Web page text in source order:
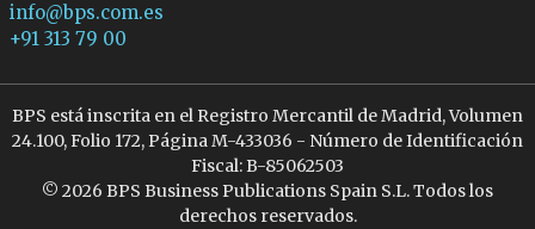
info@bps.com.es
+91 313 79 00
BPS está inscrita en el Registro Mercantil de Madrid, Volumen
24.100, Folio 172, Página M-433036 - Número de Identificación
Fiscal: B-85062503
© 2026 BPS Business Publications Spain S.L. Todos los
derechos reservados.